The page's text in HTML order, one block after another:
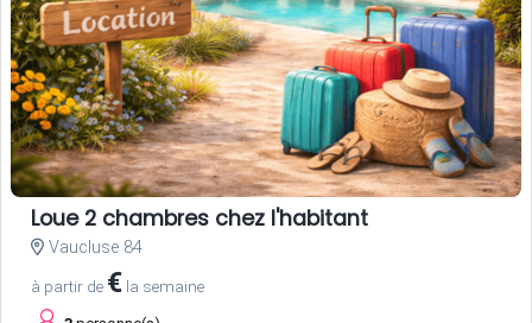
Loue 2 chambres chez l'habitant
Vaucluse 84
à partir de € la semaine